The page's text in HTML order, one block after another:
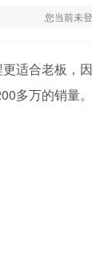
您当前未
适合老板，
多万的销量。